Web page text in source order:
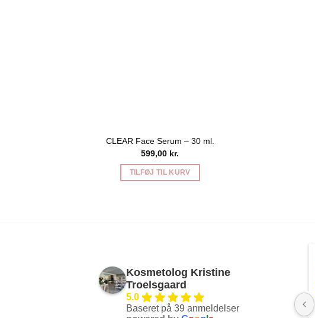
CLEAR Face Serum – 30 ml.
599,00 kr.
TILFØJ TIL KURV
Kosmetolog Kristine
Troelsgaard
5.0
Baseret på 39 anmeldelser